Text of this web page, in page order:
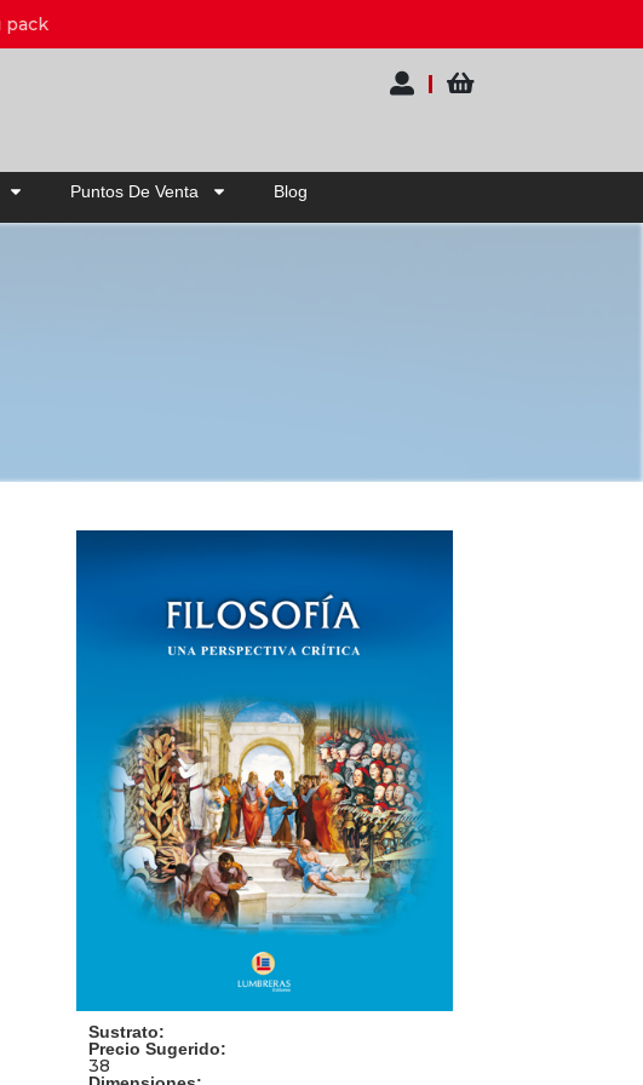
Puntos De Venta Blog
Sustrato:
Precio Sugerido:
38